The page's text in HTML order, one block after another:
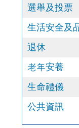
選舉及投票
生活安全及
退休
老年安養
生命禮儀
公共資訊